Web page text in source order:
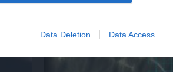
Data Deletion Data Access